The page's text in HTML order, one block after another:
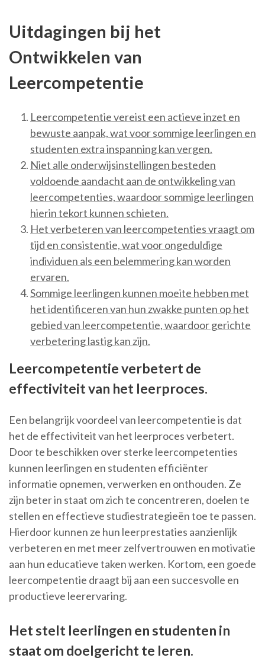
Uitdagingen bij het
Ontwikkelen van
Leercompetentie
Leercompetentie vereist een actieve inzet en
bewuste aanpak, wat voor sommige leerlingen en
studenten extra inspanning kan vergen.
Niet alle onderwijsinstellingen besteden
voldoende aandacht aan de ontwikkeling van
leercompetenties, waardoor sommige leerlingen
hierin tekort kunnen schieten.
Het verbeteren van leercompetenties vraagt om
tijd en consistentie, wat voor ongeduldige
individuen als een belemmering kan worden
ervaren.
Sommige leerlingen kunnen moeite hebben met
het identificeren van hun zwakke punten op het
gebied van leercompetentie, waardoor gerichte
verbetering lastig kan zijn.
Leercompetentie verbetert de
effectiviteit van het leerproces.
Een belangrijk voordeel van leercompetentie is dat
het de effectiviteit van het leerproces verbetert.
Door te beschikken over sterke leercompetenties
kunnen leerlingen en studenten efficiënter
informatie opnemen, verwerken en onthouden. Ze
zijn beter in staat om zich te concentreren, doelen te
stellen en effectieve studiestrategieën toe te passen.
Hierdoor kunnen ze hun leerprestaties aanzienlijk
verbeteren en met meer zelfvertrouwen en motivatie
aan hun educatieve taken werken. Kortom, een goede
leercompetentie draagt bij aan een succesvolle en
productieve leerervaring.
Het stelt leerlingen en studenten in
staat om doelgericht te leren.